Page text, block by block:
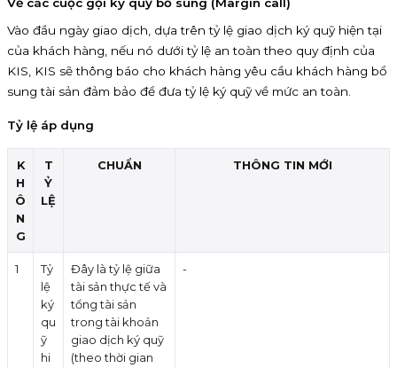
Về các cuộc gọi ký quỹ bổ sung (Margin call)
Vào đầu ngày giao dịch, dựa trên tỷ lệ giao dịch ký quỹ hiện tại
của khách hàng, nếu nó dưới tỷ lệ an toàn theo quy định của
KIS, KIS sẽ thông báo cho khách hàng yêu cầu khách hàng bổ
sung tài sản đảm bảo để đưa tỷ lệ ký quỹ về mức an toàn.
Tỷ lệ áp dụng
K
H
Ô
N
G
T
Ỷ
LỆ
CHUẨN THÔNG TIN MỚI
1
Tỷ
lệ
ký
qu
ỹ
hi
Đây là tỷ lệ giữa
tài sản thực tế và
tổng tài sản
trong tài khoản
giao dịch ký quỹ
(theo thời gian
-